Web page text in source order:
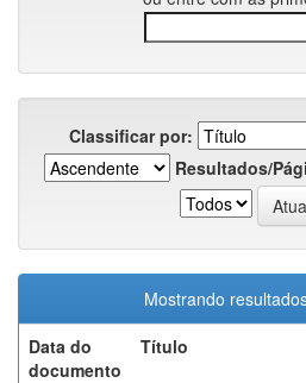
Classificar por:
Resultados/
Mostrando
Data do
documento
Título